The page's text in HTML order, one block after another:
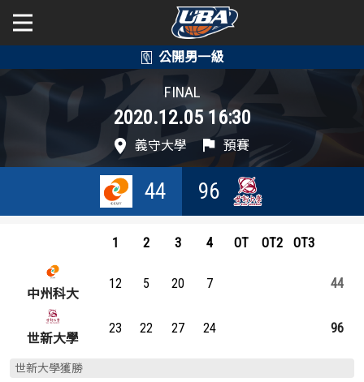
公開男一級
學年度
賽事資訊
戰績排行
球隊資訊
選手資訊
數據統計
公開女一級
學年度
賽事資訊
戰績排行
球隊資訊
選手資訊
數據統計
FINAL
2020.12.05 16:30
義守大學 預賽
44 96
1 2 3 4 OT OT2 OT3
中州科大
12 5 20 7 44
96
23 22 27 24
世新大學
世新大學獲勝